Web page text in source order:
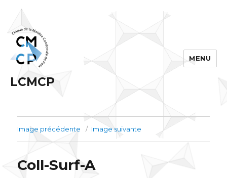
LCMCP
MENU
Image précédente Image suivante
Coll-Surf-A